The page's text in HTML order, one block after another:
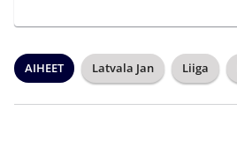
AIHEET Latvala Jan Liiga